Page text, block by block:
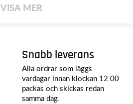
VISA MER
Snabb leverans
Alla ordrar som läggs
vardagar innan klockan 12.00
packas och skickas redan
samma dag.